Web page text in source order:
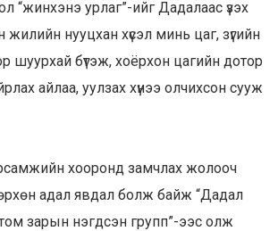
“жинхэнэ урлаг”-ийг Дадалаас үзэх
жилийн нууцхан хүсэл минь цаг, зүгийн
шуурхай бүтэж, хоёрхон цагийн дотор
айлаа, уулзах хүнээ олчихсон сууж
хооронд замчлах жолооч
адал явдал болж байж “Дадал
зарын нэгдсэн групп”-ээс олж